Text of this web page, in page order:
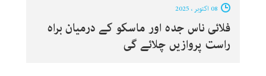
فلائی ناس جدہ اور ماسکو کے درمیان براہ
راست پروازیں چلائے گی